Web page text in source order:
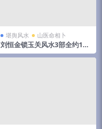
堪舆风水 山医命相卜
刘恒金锁玉关风水3部全约14
小时